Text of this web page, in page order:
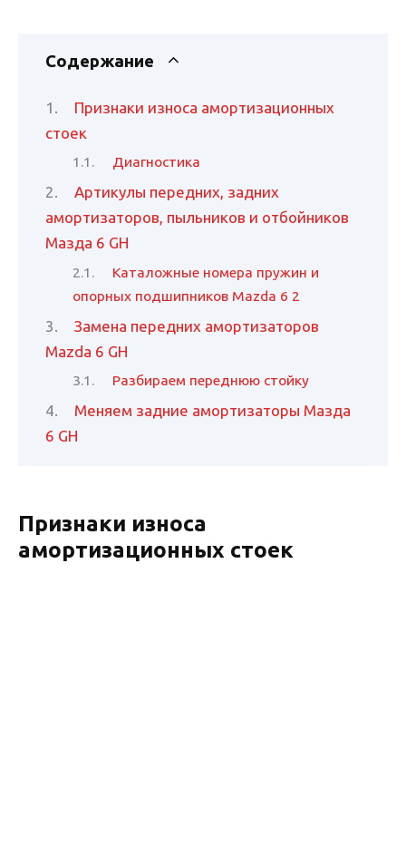
Содержание
Признаки износа амортизационных
стоек
Диагностика
Артикулы передних, задних
амортизаторов, пыльников и отбойников
Мазда 6 GH
Каталожные номера пружин и
опорных подшипников Mazda 6 2
Замена передних амортизаторов
Mazda 6 GH
Разбираем переднюю стойку
Меняем задние амортизаторы Мазда
6 GH
Признаки износа
амортизационных стоек